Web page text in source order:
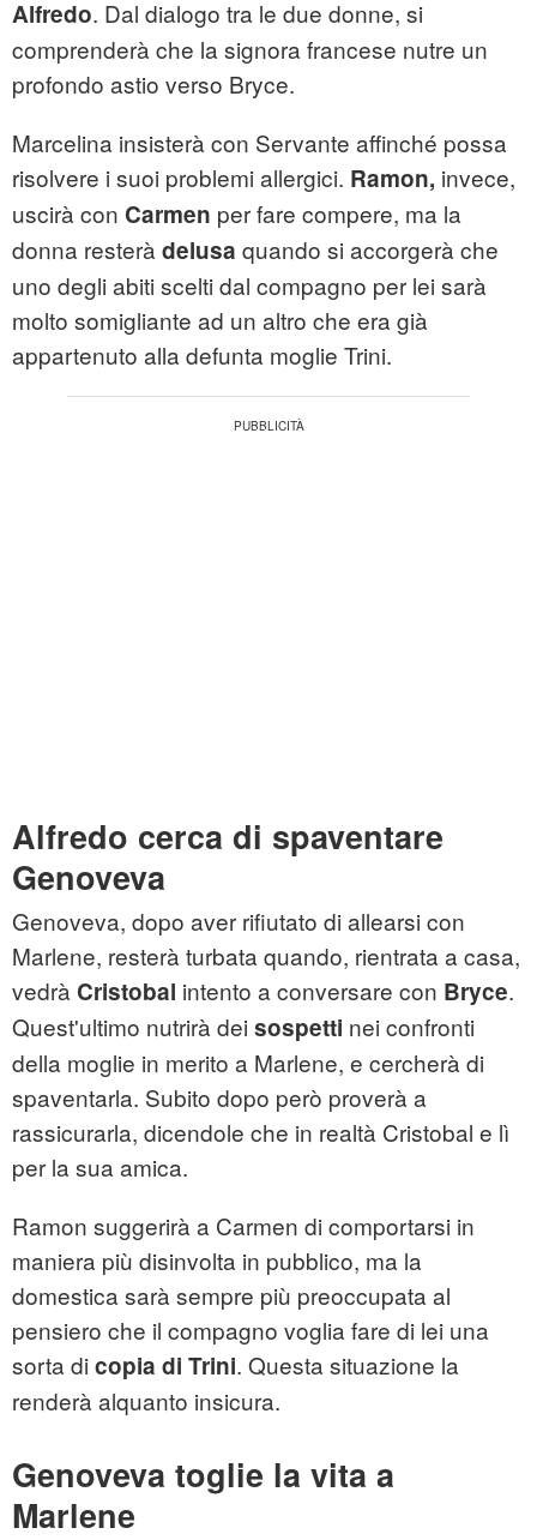
Alfredo. Dal dialogo tra le due donne, si
comprenderà che la signora francese nutre un
profondo astio verso Bryce.
Marcelina insisterà con Servante affinché possa
risolvere i suoi problemi allergici. Ramon, invece,
uscirà con Carmen per fare compere, ma la
donna resterà delusa quando si accorgerà che
uno degli abiti scelti dal compagno per lei sarà
molto somigliante ad un altro che era già
appartenuto alla defunta moglie Trini.
Alfredo cerca di spaventare
Genoveva
Genoveva, dopo aver rifiutato di allearsi con
Marlene, resterà turbata quando, rientrata a casa,
vedrà Cristobal intento a conversare con Bryce.
Quest'ultimo nutrirà dei sospetti nei confronti
della moglie in merito a Marlene, e cercherà di
spaventarla. Subito dopo però proverà a
rassicurarla, dicendole che in realtà Cristobal e lì
per la sua amica.
Ramon suggerirà a Carmen di comportarsi in
maniera più disinvolta in pubblico, ma la
domestica sarà sempre più preoccupata al
pensiero che il compagno voglia fare di lei una
sorta di copia di Trini. Questa situazione la
renderà alquanto insicura.
Genoveva toglie la vita a
Marlene